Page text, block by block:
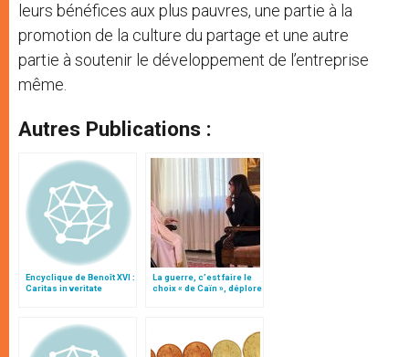
leurs bénéfices aux plus pauvres, une partie à la
promotion de la culture du partage et une autre
partie à soutenir le développement de l’entreprise
même.
Autres Publications :
Encyclique de Benoît XVI :
Caritas in veritate
La guerre, c’est faire le
choix « de Caïn », déplore